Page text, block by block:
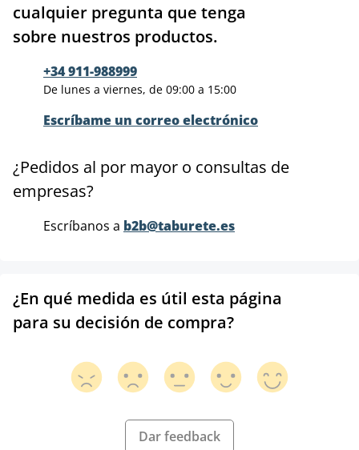
cualquier pregunta que tenga
sobre nuestros productos.
+34 911-988999
De lunes a viernes, de 09:00 a 15:00
Escríbame un correo electrónico
¿Pedidos al por mayor o consultas de
empresas?
Escríbanos a b2b@taburete.es
¿En qué medida es útil esta página
para su decisión de compra?
Dar feedback